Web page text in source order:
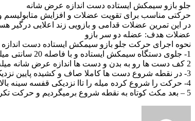
جلو بازو سیمکش ایستاده دست اندازه عرض شانه
حرکتی مناسب برای تقویت عضلات و افزایش متابولیسم
در این تمرین عضلات قدامی و بازویی زند اعلایی درگیر
عضلات هدف: عضله دو سر بازو
نحوه اجرای حرکت جلو بازو سیمکش ایستاده دست
1- جلوی دستگاه سیمکش ایستاده و با فاصله 20 سانتی میله را در دست گرفته .
2 کف دست ها رو به بدن و دست ها اندازه عرض شانه میله را گرفته اند.
3- در نقطه شروع دست ها کاملا صاف و کشیده پایین نزدیک ران ها قرار دارند .
4- حرکت را شروع کرده میله را تاا نزدیکی قفسه سینه بالا بیاورید.
5 – بعد مکث کوتاه به نقطه شروع برمیگردیم و حرکت تکرار میشود